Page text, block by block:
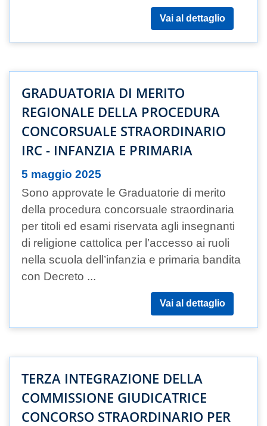
Vai al dettaglio
GRADUATORIA DI MERITO
REGIONALE DELLA PROCEDURA
CONCORSUALE STRAORDINARIO
IRC - INFANZIA E PRIMARIA
5 maggio 2025
Sono approvate le Graduatorie di merito
della procedura concorsuale straordinaria
per titoli ed esami riservata agli insegnanti
di religione cattolica per l’accesso ai ruoli
nella scuola dell’infanzia e primaria bandita
con Decreto ...
Vai al dettaglio
TERZA INTEGRAZIONE DELLA
COMMISSIONE GIUDICATRICE
CONCORSO STRAORDINARIO PER